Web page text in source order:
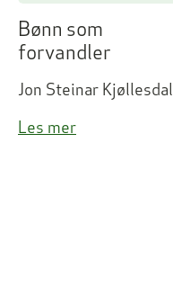
Bønn som
forvandler
Jon Steinar Kjøllesdal
Les mer